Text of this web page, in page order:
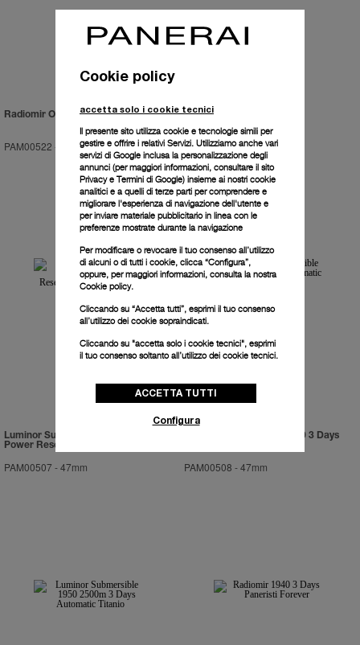
Radiomir Oro Rosso
PAM00522 - 47mm
LO SCIENZIATO
PAM00528-48mm
Luminor Submersible 1950 3 Days
Power Reserve Automatic Bronzo
PAM00507 -47mm
Luminor Submersible 1950 3 Days
PAM00508 -47mm
Cookie policy
accetta solo i cookie tecnici
Il presente sito utilizza cookie e tecnologie simili per
gestire e offrire i relativi Servizi. Utilizziamo anche vari
servizi di Google inclusa la personalizzazione degli
annunci (per maggiori informazioni, consultare il sito
Privacy e Termini di Google) insieme ai nostri cookie
analitici e a quelli di terze parti per comprendere e
migliorare l'esperienza di navigazione dell'utente e
per inviare materiale pubblicitario in linea con le
preferenze mostrate durante la navigazione
Per modificare o revocare il tuo consenso all’utilizzo
di alcuni o di tutti i cookie, clicca “Configura”,
oppure, per maggiori informazioni, consulta la nostra
Cookie policy.
Cliccando su “Accetta tutti”, esprimi il tuo consenso
all’utilizzo dei cookie sopraindicati.
Cliccando su "accetta solo i cookie tecnici", esprimi
il tuo consenso soltanto all’utilizzo dei cookie tecnici.
ACCETTA TUTTI
Configura